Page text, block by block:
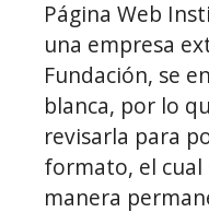
Página Web
una empresa
Fundación, se
blanca, por lo
revisarla para
formato, el cual
manera